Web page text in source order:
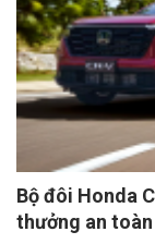
Bộ đôi Honda
thưởng an toàn